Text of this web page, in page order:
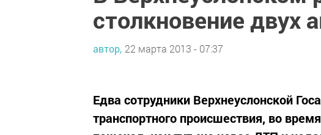
столкновение двух
автор, 22 марта 2013 - 07:37
Едва сотрудники Верхнеуслонской
транспортного происшествия, во